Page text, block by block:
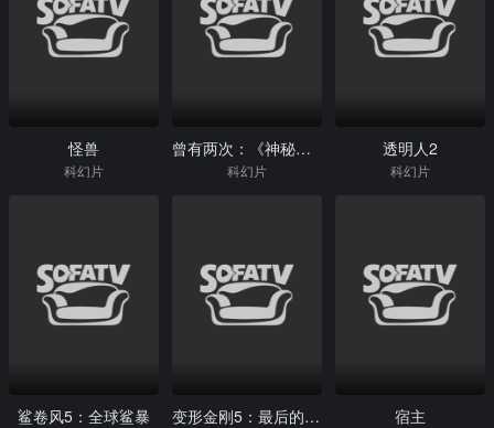
怪兽
科幻片
曾有两次：《神秘博士》2017圣诞特别篇
科幻片
透明人2
科幻片
鲨卷风5：全球鲨暴 变形金刚5：最后的骑士 宿主